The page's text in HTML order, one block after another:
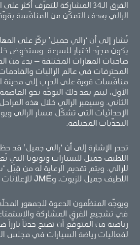
الفرق الـ34 المشارِكة للتعرّف
الرالي بهدف التمكّن من المنافَسة
يُشار إلى أن ‘رالي جميل’ يركّز على
يكون مجرّد اختبار للسرعة. وستخوض
صاحبات المهارات المختلفة – بدءً من
المحترفات في عالم الراليات
منافَسات قوية على الدرب إلى مدينة
الأول، ليتم بعد ذلك التوجّه نحو
الثاني. وسيعبر الرالي خلال هذه
الإحداثيات التي تشكّل مسار الرالي
التحدّيات المختلفة.
تجدر الإشارة إلى أن ‘رالي جميل’
اللطيف جميل للسيارات وتويوتا التي
للرالي. ويتم تقديم الرعاية له من قِبَل
اللطيف جميل للزيوت، وJME للإعلانات و’نوڤا’.
ويوجّه المنظّمون الدعوة للجمهور
في تشجيع الفرق المشارِكة
رياضية من المتوقَّع أن تصبح حدثاً بارزاً
لفعاليات رياضة السيارات في مجلس